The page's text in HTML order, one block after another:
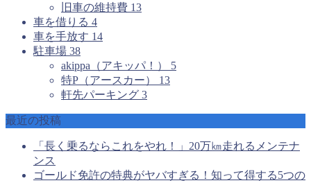
旧車の維持費 13
車を借りる 4
車を手放す 14
駐車場 38
akippa（アキッパ！） 5
特P（アースカー） 13
軒先パーキング 3
最近の投稿
「長く乗るならこれをやれ！」20万㎞走れるメンテナ
ンス
ゴールド免許の特典がヤバすぎる！知って得する5つの